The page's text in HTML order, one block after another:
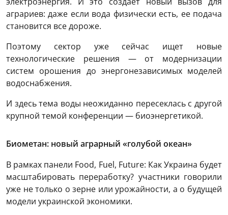
аграриев: даже если вода физически есть, ее подача
становится все дороже.
Поэтому сектор уже сейчас ищет новые
технологические решения — от модернизации
систем орошения до энергонезависимых моделей
водоснабжения.
И здесь тема воды неожиданно пересеклась с другой
крупной темой конференции — биоэнергетикой.
Биометан: новый аграрный «голубой океан»
В рамках панели Food, Fuel, Future: Как Украина будет
масштабировать переработку? участники говорили
уже не только о зерне или урожайности, а о будущей
модели украинской экономики.